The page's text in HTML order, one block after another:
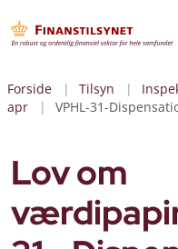
Forside Tilsyn
apr
VPHL-31-
Lov om